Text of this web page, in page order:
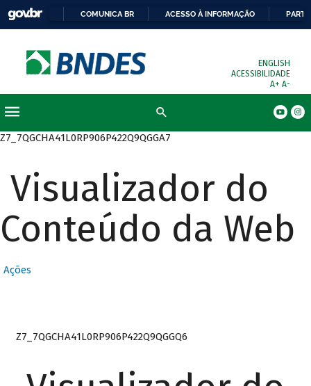
COMUNICA BR ACESSO À INFORMAÇÃO
ENGLISH
ACESSIBILIDADE
A+ A-
Z7_7QGCHA41L0RP906P422Q9QGGA7
Visualizador do
Conteúdo da Web
Ações
Z7_7QGCHA41L0RP906P422Q9QGGQ6